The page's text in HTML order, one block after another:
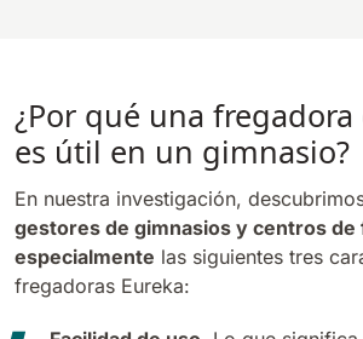
¿Por qué una fregadora
es útil en un gimnasio?
En nuestra investigación,
gestores de gimnasios y centros de
especialmente las siguientes tres
fregadoras Eureka: